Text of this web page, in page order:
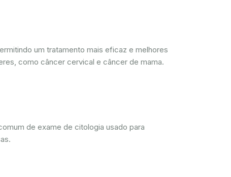
um tratamento mais eficaz e melhores
como câncer cervical e câncer de mama.
de exame de citologia usado para